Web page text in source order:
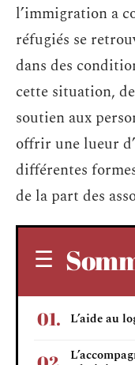
l’immigration a
réfugiés se
dans des
cette situation,
soutien aux
offrir une lueur
différentes
de la part des
L’aide au